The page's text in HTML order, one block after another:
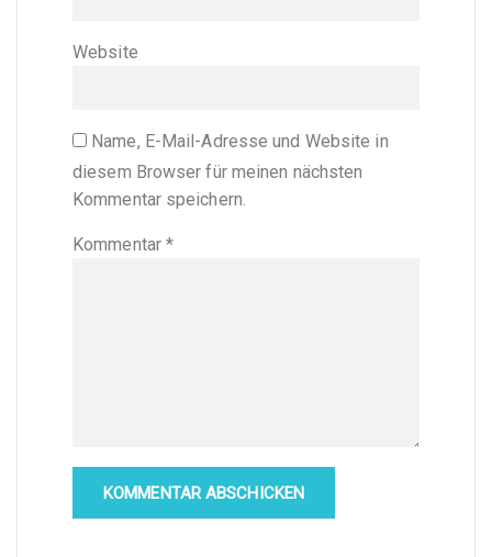
Website
Name, E-Mail-Adresse und Website in
diesem Browser für meinen nächsten
Kommentar speichern.
Kommentar *